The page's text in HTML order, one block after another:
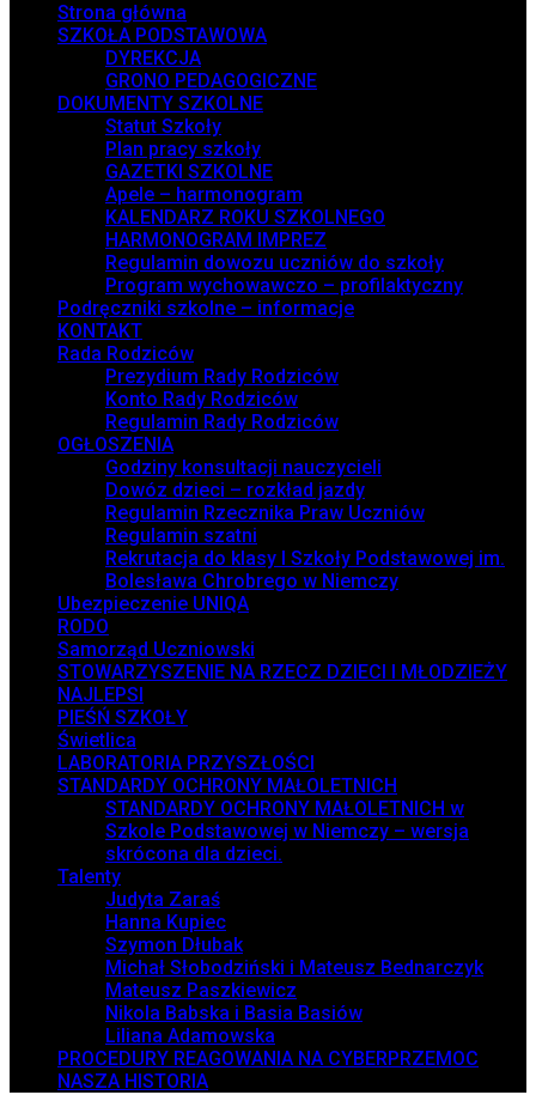
Strona główna
SZKOŁA PODSTAWOWA
DYREKCJA
GRONO PEDAGOGICZNE
DOKUMENTY SZKOLNE
Statut Szkoły
Plan pracy szkoły
GAZETKI SZKOLNE
Apele – harmonogram
KALENDARZ ROKU SZKOLNEGO
HARMONOGRAM IMPREZ
Regulamin dowozu uczniów do szkoły
Program wychowawczo – profilaktyczny
Podręczniki szkolne – informacje
KONTAKT
Rada Rodziców
Prezydium Rady Rodziców
Konto Rady Rodziców
Regulamin Rady Rodziców
OGŁOSZENIA
Godziny konsultacji nauczycieli
Dowóz dzieci – rozkład jazdy
Regulamin Rzecznika Praw Uczniów
Regulamin szatni
Rekrutacja do klasy I Szkoły Podstawowej im.
Bolesława Chrobrego w Niemczy
Ubezpieczenie UNIQA
RODO
Samorząd Uczniowski
STOWARZYSZENIE NA RZECZ DZIECI I MŁODZIEŻY
NAJLEPSI
PIEŚŃ SZKOŁY
Świetlica
LABORATORIA PRZYSZŁOŚCI
STANDARDY OCHRONY MAŁOLETNICH
STANDARDY OCHRONY MAŁOLETNICH w
Szkole Podstawowej w Niemczy – wersja
skrócona dla dzieci.
Talenty
Judyta Zaraś
Hanna Kupiec
Szymon Dłubak
Michał Słobodziński i Mateusz Bednarczyk
Mateusz Paszkiewicz
Nikola Babska i Basia Basiów
Liliana Adamowska
PROCEDURY REAGOWANIA NA CYBERPRZEMOC
NASZA HISTORIA